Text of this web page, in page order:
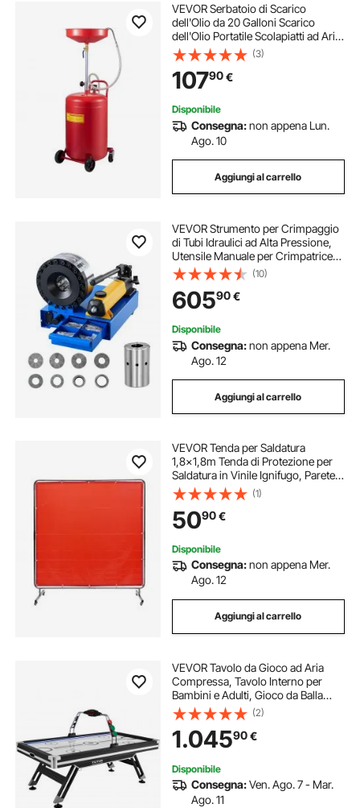
VEVOR Serbatoio di Scarico
dell'Olio da 20 Galloni Scarico
dell'Olio Portatile Scolapiatti ad Aria
Cambio dell'Olio, Contenitore
Scarico dell'Olio, Drenaggio
Trasferimento Carburante Fluido
Imbuto
(3)
10790€
Disponibile
Consegna:non appena Lun.
Ago. 10
Aggiungi al carrello
VEVOR Strumento per Crimpaggio
di Tubi Idraulici ad Alta Pressione,
Utensile Manuale per Crimpatrice
Idraulica Portatile con 8 Matrici,
Adatto per Tubi del Gas, Acqua, Aria
Condizionata per Auto
(10)
60590€
Disponibile
Consegna:non appena Mer.
Ago. 12
Aggiungi al carrello
VEVOR Tenda per Saldatura
1,8x1,8m Tenda di Protezione per
Saldatura in Vinile Ignifugo, Parete
di Protezione per Saldatura con 4
Ruote Girevoli Coperta per
Saldatura con Protezione UV
Colore Rosso
(1)
5090€
Disponibile
Consegna:non appena Mer.
Ago. 12
Aggiungi al carrello
VEVOR Tavolo da Gioco ad Aria
Compressa, Tavolo Interno per
Bambini e Adulti, Gioco da Balla
Sportivo a LED con 2 Dischi, 2
Spingitori e Sistema di Punteggio
Elettronico, per Sala Giochi
(2)
1.04590€
Disponibile
Consegna:Ven. Ago. 7 - Mar.
Ago. 11